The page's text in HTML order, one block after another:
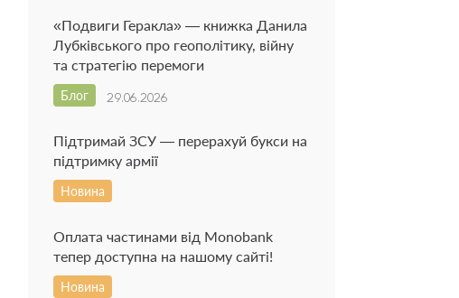
«Подвиги Геракла» — книжка Данила
Лубківського про геополітику, війну
та стратегію перемоги
29.06.2026
Блог
Підтримай ЗСУ — перерахуй букси на
підтримку армії
Новина
Оплата частинами від Monobank
тепер доступна на нашому сайті!
Новина